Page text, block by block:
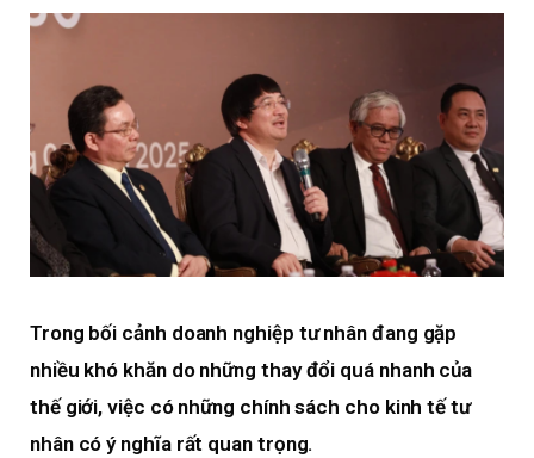
Trong bối cảnh doanh nghiệp tư nhân đang gặp
nhiều khó khăn do những thay đổi quá nhanh của
thế giới, việc có những chính sách cho kinh tế tư
nhân có ý nghĩa rất quan trọng.